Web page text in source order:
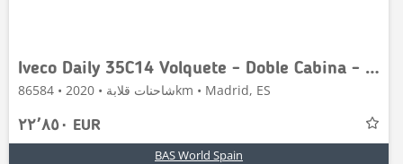
Iveco Daily 35C14 Volquete - Doble Cabina - 140CV - Enga
شاحنات قلابة • 2020 • 86584km • Madrid, ES
٢٢٬٨٥٠ EUR
BAS World Spain